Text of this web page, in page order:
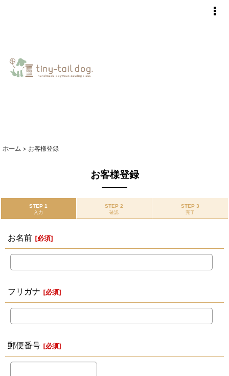
ホーム > お客様登録
お客様登録
STEP 1
入力
STEP 2
確認
STEP 3
完了
お名前 [必須]
フリガナ [必須]
郵便番号 [必須]